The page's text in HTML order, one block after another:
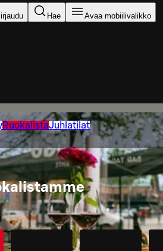
Hae Avaa mobiilivalikko
RuokalistaJuhlatilat